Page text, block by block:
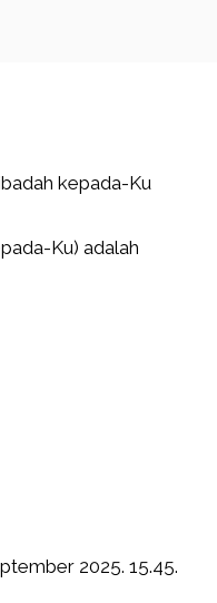
kepada-Ku
Ku) adalah
2025. 15.45.